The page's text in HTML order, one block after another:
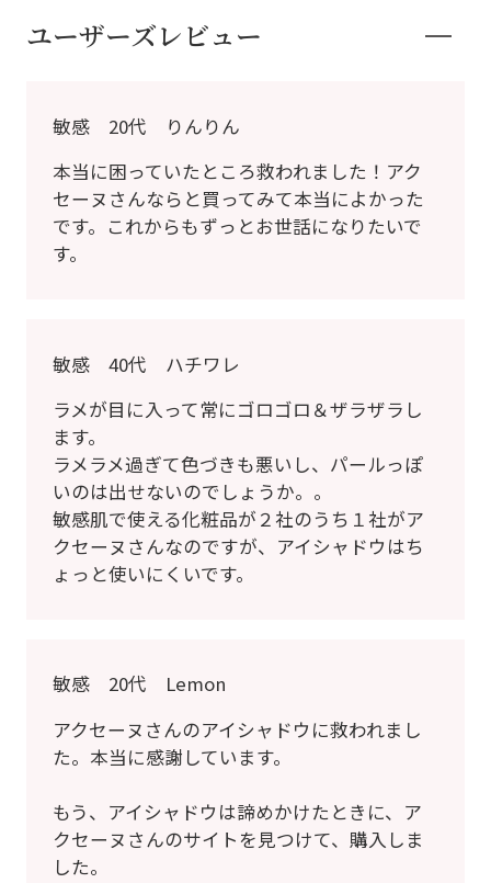
ユーザーズレビュー
敏感 20代 りんりん
本当に困っていたところ救われました！アク
セーヌさんならと買ってみて本当によかった
です。これからもずっとお世話になりたいで
す。
敏感 40代 ハチワレ
ラメが目に入って常にゴロゴロ＆ザラザラし
ます。
ラメラメ過ぎて色づきも悪いし、パールっぽ
いのは出せないのでしょうか。。
敏感肌で使える化粧品が２社のうち１社がア
クセーヌさんなのですが、アイシャドウはち
ょっと使いにくいです。
敏感 20代 Lemon
アクセーヌさんのアイシャドウに救われまし
た。本当に感謝しています。
もう、アイシャドウは諦めかけたときに、ア
クセーヌさんのサイトを見つけて、購入しま
した。